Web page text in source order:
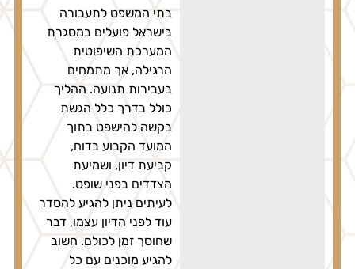
בתי המשפט לתעבורה
בישראל פועלים במסגרת
המערכת השיפוטית
הרגילה, אך מתמחים
בעבירות תנועה. ההליך
כולל בדרך כלל הגשת
בקשה להישפט בתוך
המועד הקבוע בדוח,
קביעת דיון, ושמיעת
הצדדים בפני שופט.
לעיתים ניתן להגיע להסדר
עוד לפני הדיון עצמו, דבר
שחוסך זמן לכולם. חשוב
להגיע מוכנים עם כל